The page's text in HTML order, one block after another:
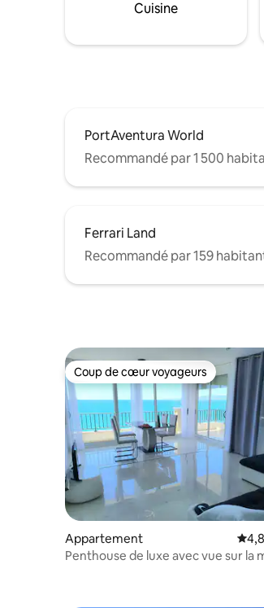
2 minutes et à la promenade en
Cuisine
PortAventura World
Recommandé par 1 500
Ferrari Land
Recommandé par 159
Coup de cœur voyageurs
Coup de cœur voyageurs
Appartement
Penthouse de luxe avec vue sur la